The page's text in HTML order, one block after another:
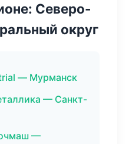
Северо-
округ
— Мурманск
— Санкт-
—